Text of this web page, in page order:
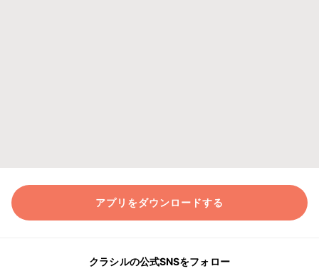
アプリをダウンロードする
クラシルの公式SNSをフォロー